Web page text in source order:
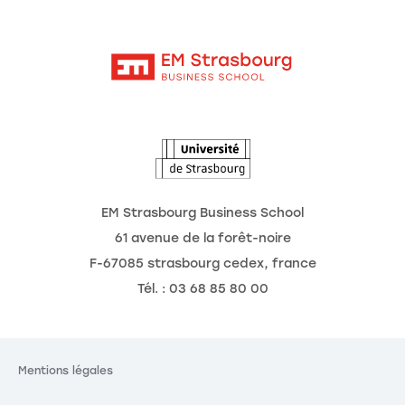
EM Strasbourg Business School
61 avenue de la forêt-noire
F-67085 strasbourg cedex, france
Tél. : 03 68 85 80 00
Mentions légales